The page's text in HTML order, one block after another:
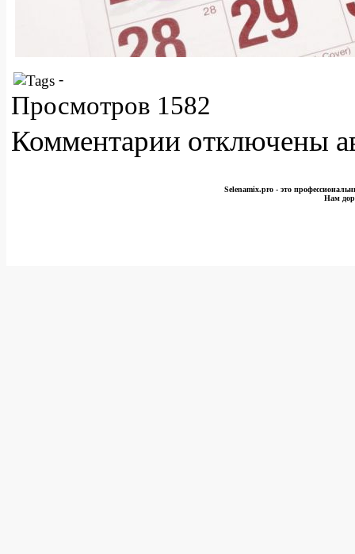
-
Просмотров 1582
Комментарии отключены
Selenamix.pro - это
Нам